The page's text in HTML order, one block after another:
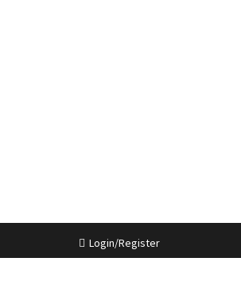
Login/Register